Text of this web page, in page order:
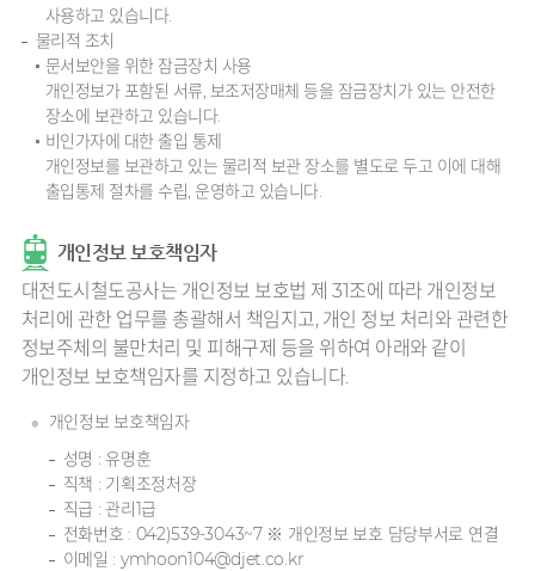
사용하고 있습니다.
물리적 조치
문서보안을 위한 잠금장치 사용
개인정보가 포함된 서류, 보조저장매체 등을 잠금장치가 있는 안전한
장소에 보관하고 있습니다.
비인가자에 대한 출입 통제
개인정보를 보관하고 있는 물리적 보관 장소를 별도로 두고 이에 대해
출입통제 절차를 수립, 운영하고 있습니다.
개인정보 보호책임자
대전도시철도공사는 개인정보 보호법 제 31조에 따라 개인정보
처리에 관한 업무를 총괄해서 책임지고, 개인 정보 처리와 관련한
정보주체의 불만처리 및 피해구제 등을 위하여 아래와 같이
개인정보 보호책임자를 지정하고 있습니다.
개인정보 보호책임자
성명 : 유명훈
직책 : 기획조정처장
직급 : 관리1급
전화번호 : 042)539-3043~7 ※ 개인정보 보호 담당부서로 연결
이메일 : ymhoon104@djet.co.kr